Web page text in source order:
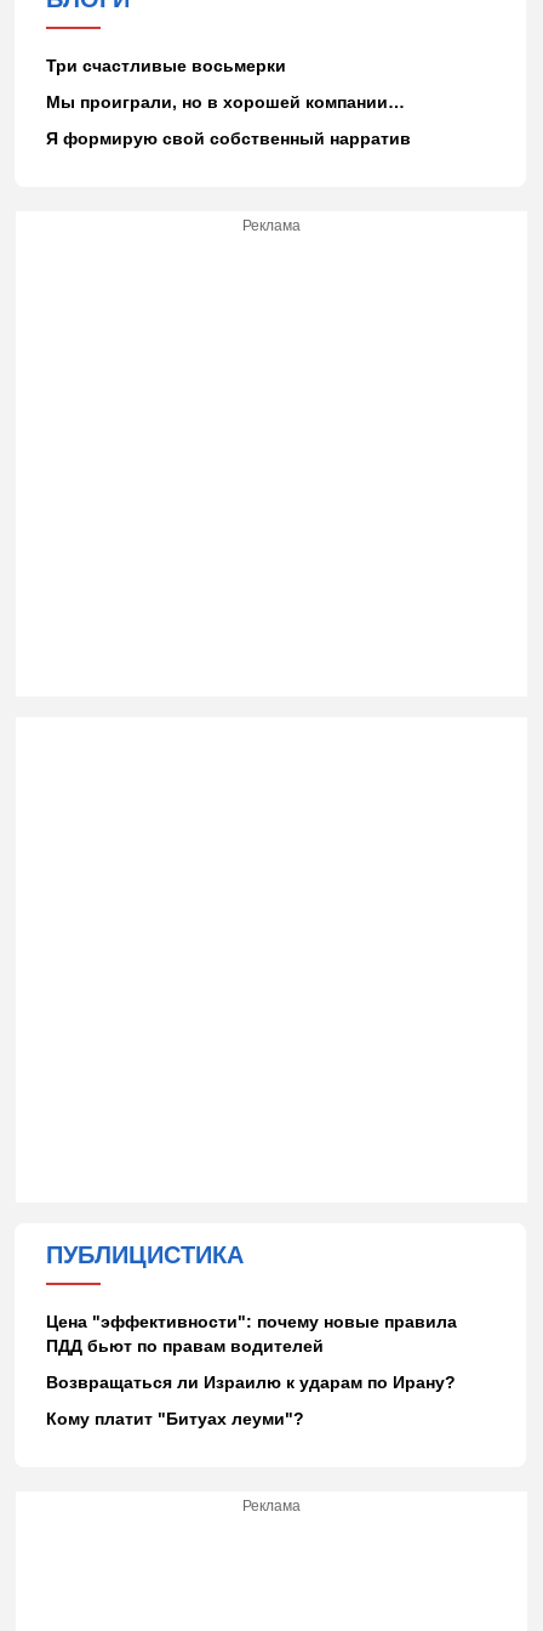
Три счастливые восьмерки
Мы проиграли, но в хорошей компании…
Я формирую свой собственный нарратив
Реклама
ПУБЛИЦИСТИКА
Цена "эффективности": почему новые правила
ПДД бьют по правам водителей
Возвращаться ли Израилю к ударам по Ирану?
Кому платит "Битуах леуми"?
Реклама